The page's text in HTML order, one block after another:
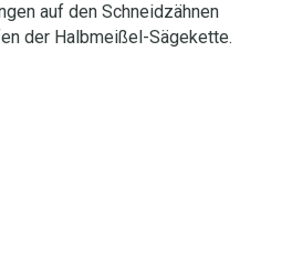
auf den Schneidzähnen
der Halbmeißel-Sägekette.